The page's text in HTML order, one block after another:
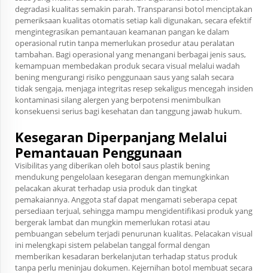
degradasi kualitas semakin parah. Transparansi botol menciptakan
pemeriksaan kualitas otomatis setiap kali digunakan, secara efektif
mengintegrasikan pemantauan keamanan pangan ke dalam
operasional rutin tanpa memerlukan prosedur atau peralatan
tambahan. Bagi operasional yang menangani berbagai jenis saus,
kemampuan membedakan produk secara visual melalui wadah
bening mengurangi risiko penggunaan saus yang salah secara
tidak sengaja, menjaga integritas resep sekaligus mencegah insiden
kontaminasi silang alergen yang berpotensi menimbulkan
konsekuensi serius bagi kesehatan dan tanggung jawab hukum.
Kesegaran Diperpanjang Melalui
Pemantauan Penggunaan
Visibilitas yang diberikan oleh botol saus plastik bening
mendukung pengelolaan kesegaran dengan memungkinkan
pelacakan akurat terhadap usia produk dan tingkat
pemakaiannya. Anggota staf dapat mengamati seberapa cepat
persediaan terjual, sehingga mampu mengidentifikasi produk yang
bergerak lambat dan mungkin memerlukan rotasi atau
pembuangan sebelum terjadi penurunan kualitas. Pelacakan visual
ini melengkapi sistem pelabelan tanggal formal dengan
memberikan kesadaran berkelanjutan terhadap status produk
tanpa perlu meninjau dokumen. Kejernihan botol membuat secara